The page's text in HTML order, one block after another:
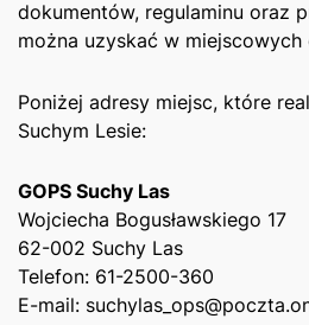
dokumentów, regulaminu oraz
można uzyskać ⁤w miejscowych
Poniżej adresy miejsc, które
Suchym Lesie:
GOPS Suchy Las
Wojciecha Bogusławskiego​ 17
62-002 Suchy Las
Telefon: ‍61-2500-360
E-mail: